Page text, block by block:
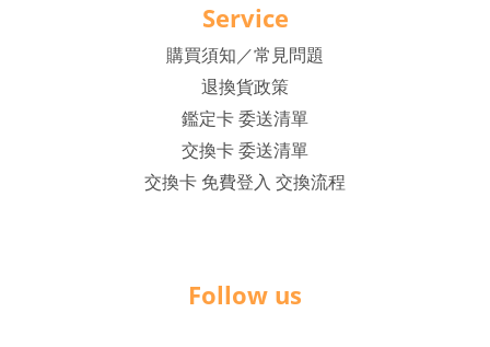
Service
購買須知／常見問題
退換貨政策
鑑定卡 委送清單
交換卡 委送清單
交換卡 免費登入 交換流程
Follow us